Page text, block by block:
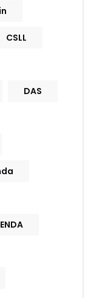
CSLL
DAS